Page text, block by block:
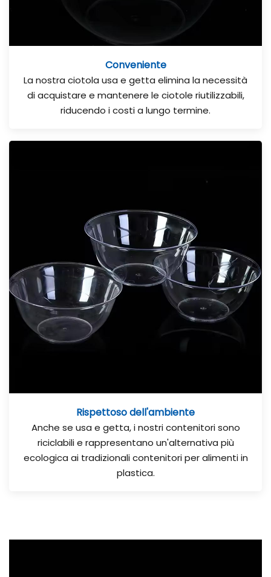
Conveniente
La nostra ciotola usa e getta elimina la necessità
di acquistare e mantenere le ciotole riutilizzabili,
riducendo i costi a lungo termine.
Rispettoso dell'ambiente
Anche se usa e getta, i nostri contenitori sono
riciclabili e rappresentano un'alternativa più
ecologica ai tradizionali contenitori per alimenti in
plastica.